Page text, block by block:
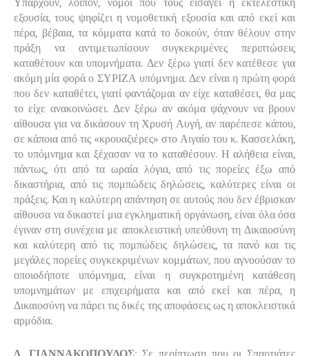
εξουσία, τους ψηφίζει η νομοθετική εξουσία και από εκεί και
πέρα, βέβαια, τα κόμματα κατά το δοκούν, όταν θέλουν στην
πράξη να αντιμετωπίσουν συγκεκριμένες περιπτώσεις
καταθέτουν και υπομνήματα. Δεν ξέρω γιατί δεν κατέθεσε για
ακόμη μία φορά ο ΣΥΡΙΖΑ υπόμνημα. Δεν είναι η πρώτη φορά
που δεν καταθέτει, γιατί φαντάζομαι αν είχε καταθέσει, θα μας
το είχε ανακοινώσει. Δεν ξέρω αν ακόμα ψάχνουν να βρουν
αίθουσα για να δικάσουν τη Χρυσή Αυγή, αν παρέπεσε κάπου,
σε κάποια από τις «κρουαζιέρες» στο Αιγαίο του κ. Κασσελάκη,
το υπόμνημα και ξέχασαν να το καταθέσουν. Η αλήθεια είναι,
πάντως, ότι από τα ωραία λόγια, από τις πορείες έξω από
δικαστήρια, από τις πομπώδεις δηλώσεις, καλύτερες είναι οι
πράξεις. Και η καλύτερη απάντηση σε αυτούς που δεν έβρισκαν
αίθουσα να δικαστεί μια εγκληματική οργάνωση, είναι όλα όσα
έγιναν στη συνέχεια με αποκλειστική υπεύθυνη τη Δικαιοσύνη
και καλύτερη από τις πομπώδεις δηλώσεις, τα πανό και τις
μεγάλες πορείες συγκεκριμένων κομμάτων, που αγνοούσαν το
οποιοδήποτε υπόμνημα, είναι η συγκροτημένη κατάθεση
υπομνημάτων με επιχειρήματα και από εκεί και πέρα, η
Δικαιοσύνη να πάρει τις δικές της αποφάσεις ως η αποκλειστικά
αρμόδια.